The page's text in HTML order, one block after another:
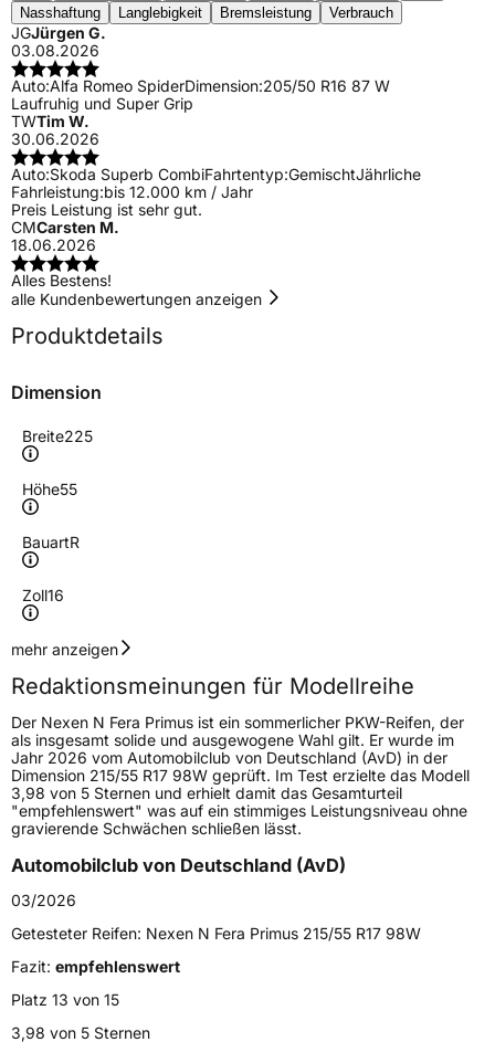
Nasshaftung
Langlebigkeit Bremsleistung Verbrauch
JGJürgen G.
03.08.2026
Auto:Alfa Romeo SpiderDimension:205/50 R16 87 W
Laufruhig und Super Grip
TWTim W.
30.06.2026
Auto:Skoda Superb CombiFahrtentyp:GemischtJährliche
Fahrleistung:bis 12.000 km / Jahr
Preis Leistung ist sehr gut.
CMCarsten M.
18.06.2026
Alles Bestens!
alle Kundenbewertungen anzeigen
Produktdetails
Dimension
Breite225
Höhe55
BauartR
Zoll16
Geschwindigkeitsindex
Höchstgeschwindigkeit
270 km/h
Lastindex95
Höchstlast690 kg
Gewicht (in kg)9,25 kg
Generelle Merkmale
Fahrzeugtyp
VerwendungSommerreifen
ModellnameN Fera Primus
FahrzeugartPKW & SUV
mehr anzeigen
Redaktionsmeinungen für Modellreihe
Der Nexen N Fera Primus ist ein sommerlicher PKW-Reifen, der
als insgesamt solide und ausgewogene Wahl gilt. Er wurde im
Jahr 2026 vom Automobilclub von Deutschland (AvD) in der
Dimension 215/55 R17 98W geprüft. Im Test erzielte das Modell
3,98 von 5 Sternen und erhielt damit das Gesamturteil
"empfehlenswert" was auf ein stimmiges Leistungsniveau ohne
gravierende Schwächen schließen lässt.
Automobilclub von Deutschland (AvD)
03/2026
Getesteter Reifen: Nexen N Fera Primus 215/55 R17 98W
Fazit: empfehlenswert
Platz 13 von 15
3,98 von 5 Sternen